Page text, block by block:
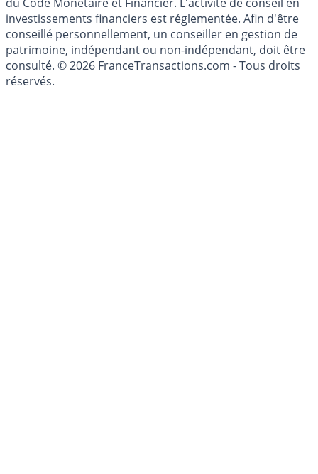
investissements financiers est réglementée. Afin d'être
conseillé personnellement, un conseiller en gestion de
patrimoine, indépendant ou non-indépendant, doit être
consulté. © 2026 FranceTransactions.com - Tous droits
réservés.